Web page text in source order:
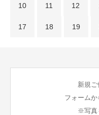
10 11 12
17 18 19
新規
フォームか
※写真